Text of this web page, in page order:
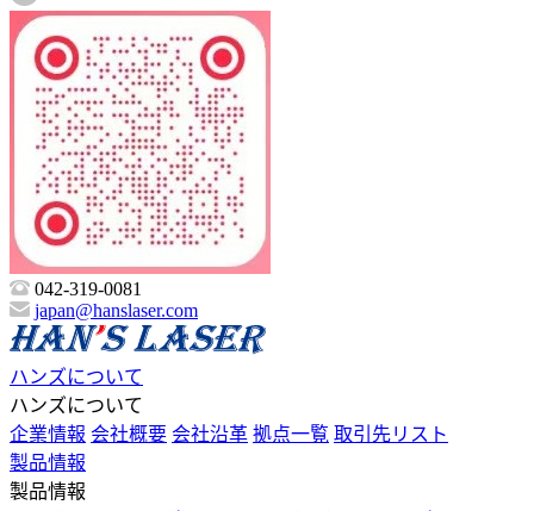
042-319-0081
japan@hanslaser.com
ハンズについて
ハンズについて
企業情報 会社概要 会社沿革 拠点一覧 取引先リスト
製品情報
製品情報